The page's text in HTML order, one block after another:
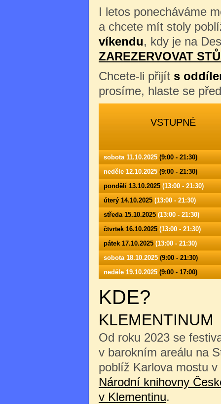
I letos ponecháváme
a chcete mít stoly
víkendu, kdy je na
ZAREZERVOVAT
Chcete-li přijít s
prosíme, hlaste se
VSTUPNÉ
sobota 11.10.2025 (9:00 - 21:30)
neděle 12.10.2025 (9:00 - 21:30)
pondělí 13.10.2025 (13:00 - 21:30)
úterý 14.10.2025 (13:00 - 21:30)
středa 15.10.2025 (13:00 - 21:30)
čtvrtek 16.10.2025 (13:00 - 21:30)
pátek 17.10.2025 (13:00 - 21:30)
sobota 18.10.2025 (9:00 - 21:30)
neděle 19.10.2025 (9:00 - 17:00)
KDE?
KLEMENTINUM
Od roku 2023 se
v barokním areálu na
poblíž Karlova mostu
Národní knihovny
v Klementinu.